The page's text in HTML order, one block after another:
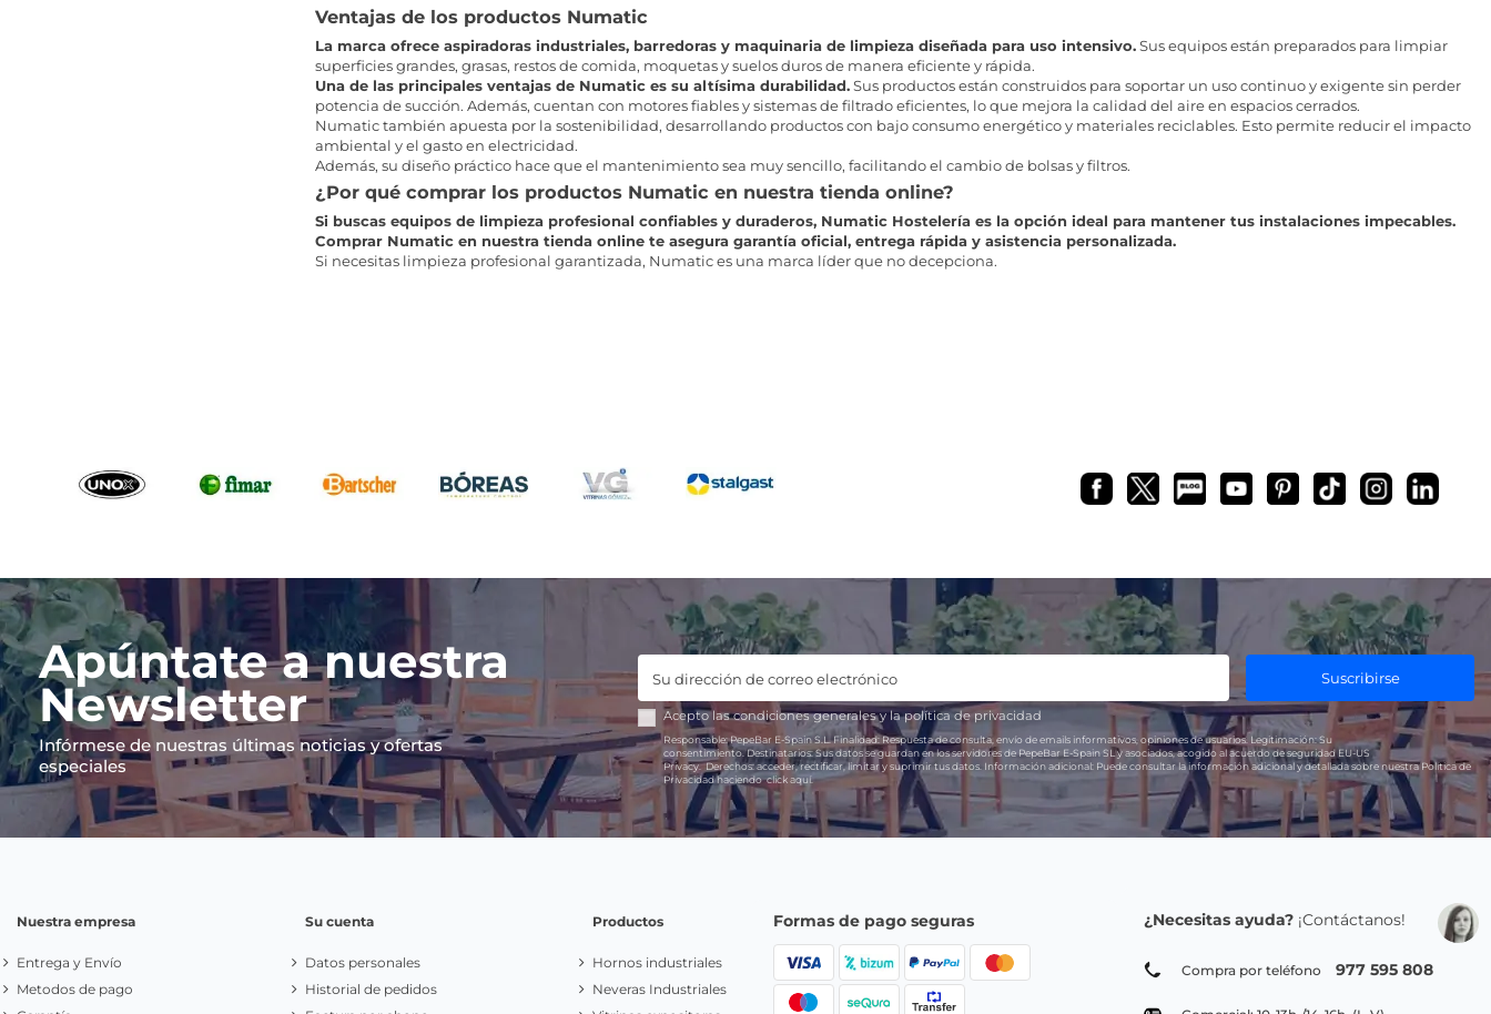
Ventajas de los productos Numatic
La marca ofrece aspiradoras industriales, barredoras y maquinaria de limpieza diseñada para uso intensivo.Sus equipos están preparados para limpiar
superficies grandes, grasas, restos de comida, moquetas y suelos duros de manera eficiente y rápida.
Una de las principales ventajas de Numatic es su altísima durabilidad.Sus productos están construidos para soportar un uso continuo y exigente sin perder
potencia de succión. Además, cuentan con motores fiables y sistemas de filtrado eficientes, lo que mejora la calidad del aire en espacios cerrados.
Numatic también apuesta por la sostenibilidad, desarrollando productos con bajo consumo energético y materiales reciclables. Esto permite reducir el impacto
ambiental y el gasto en electricidad.
Además, su diseño práctico hace que el mantenimiento sea muy sencillo, facilitando el cambio de bolsas y filtros.
¿Por qué comprar los productos Numatic en nuestra tienda online?
Si buscas equipos de limpieza profesional confiables y duraderos, Numatic Hostelería es la opción ideal para mantener tus instalaciones impecables.
Comprar Numatic en nuestra tienda online te asegura garantía oficial, entrega rápida y asistencia personalizada.
Si necesitas limpieza profesional garantizada, Numatic es una marca líder que no decepciona.
Apúntate a nuestra
Newsletter
Infórmese de nuestras últimas noticias y ofertas
especiales
Suscribirse
Acepto lascondiciones generalesy lapolítica de privacidad
Responsable:PepeBar E-Spain S.L.Finalidad:Respuesta de consulta, envío de emails informativos, opiniones de usuarios. Legitimación: Su
consentimiento.Destinatarios:Sus datos se guardan en los servidores de PepeBar E-Spain SL y asociados, acogido al acuerdo de seguridad EU-US
Privacy.Derechos:acceder, rectificar, limitar y suprimir tus datos. Información adicional:Puede consultar la información adicional y detallada sobre nuestra Política de
Privacidad haciendoclick aquí.
Nuestra empresa
Entrega y Envío
Metodos de pago
Su cuenta
Datos personales
Historial de pedidos
Productos
Hornos industriales
Neveras Industriales
Formas de pago seguras ¿Necesitas ayuda? ¡Contáctanos!
Compra por teléfono 977 595 808